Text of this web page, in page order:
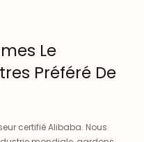
Le
Préféré De
certifié Alibaba. Nous